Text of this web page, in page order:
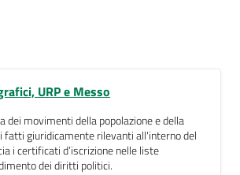
URP e Messo
dei movimenti della popolazione e della
fatti giuridicamente rilevanti all'interno del
i certificati d’iscrizione nelle liste
dei diritti politici.